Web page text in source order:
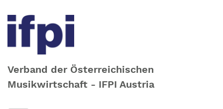
Verband der Österreichischen
Musikwirtschaft - IFPI Austria